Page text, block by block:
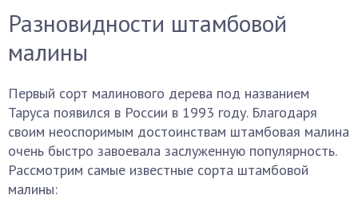
Разновидности штамбовой
малины
Первый сорт малинового дерева под названием
Таруса появился в России в 1993 году. Благодаря
своим неоспоримым достоинствам штамбовая малина
очень быстро завоевала заслуженную популярность.
Рассмотрим самые известные сорта штамбовой
малины: